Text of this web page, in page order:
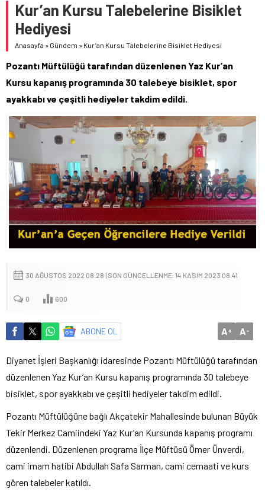
Kur’an Kursu Talebelerine Bisiklet
Hediyesi
Anasayfa » Gündem » Kur’an Kursu Talebelerine Bisiklet Hediyesi
Pozantı Müftülüğü tarafından düzenlenen Yaz Kur’an
Kursu kapanış programında 30 talebeye bisiklet, spor
ayakkabı ve çeşitli hediyeler takdim edildi.
30 AĞUSTOS 2022 08:28 | SON GÜNCELLENME: 14 KASIM 2023 08:41
0 600
ABONE OL A+ A-
Diyanet İşleri Başkanlığı idaresinde Pozantı Müftülüğü tarafından
düzenlenen Yaz Kur’an Kursu kapanış programında 30 talebeye
bisiklet, spor ayakkabı ve çeşitli hediyeler takdim edildi.
Pozantı Müftülüğüne bağlı Akçatekir Mahallesinde bulunan Büyük
Tekir Merkez Camiindeki Yaz Kur’an Kursunda kapanış programı
düzenlendi. Düzenlenen programa İlçe Müftüsü Ömer Ünverdi,
cami imam hatibi Abdullah Safa Sarman, cami cemaati ve kurs
gören talebeler katıldı.